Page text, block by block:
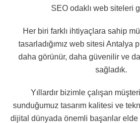
SEO odaklı web siteleri
Her biri farklı ihtiyaçlara sahip
tasarladığımız web sitesi Antalya
daha görünür, daha güvenilir ve
sağladık.
Yıllardır bizimle çalışan
sunduğumuz tasarım kalitesi ve
dijital dünyada önemli başarılar elde